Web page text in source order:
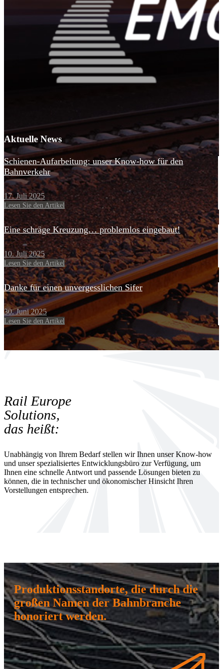
Aktuelle News
Schienen-Aufarbeitung: unser Know-how für den
Bahnverkehr
17. Juli 2025
Lesen Sie den Artikel
Eine schräge Kreuzung… problemlos eingebaut!
10. Juli 2025
Lesen Sie den Artikel
Danke für einen unvergesslichen Sifer
30. Juni 2025
Lesen Sie den Artikel
Rail Europe
Solutions,
das heißt:
Unabhängig von Ihrem Bedarf stellen wir Ihnen unser Know-how
und unser spezialisiertes Entwicklungsbüro zur Verfügung, um
Ihnen eine schnelle Antwort und passende Lösungen bieten zu
können, die in technischer und ökonomischer Hinsicht Ihren
Vorstellungen entsprechen.
Produktionsstandorte, die durch die
großen Namen der Bahnbranche
honoriert werden.